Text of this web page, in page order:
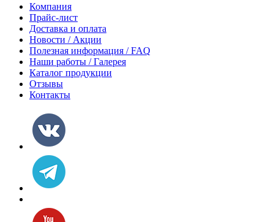
Компания
Прайс-лист
Доставка и оплата
Новости / Акции
Полезная информация / FAQ
Наши работы / Галерея
Каталог продукции
Отзывы
Контакты